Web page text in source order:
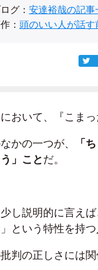
グ： 安達裕哉の記事
： 頭のいい人が話
おいて、『こま
かの一つが、
「
」ことだ。
し説明的に言え
という特性を持
判の正しさには